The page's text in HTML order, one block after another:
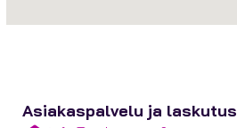
Asiakaspalvelu ja laskutus